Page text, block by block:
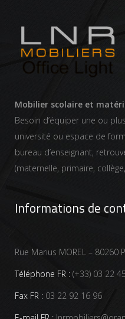
Mobilier scolaire et
Besoin d’équiper une ou
université ou espace de
bureau d’enseignant,
(maternelle, primaire,
Informations de
Rue Marius MOREL – 80260
Téléphone FR : (+33) 03 22
Fax FR : 03 22 92 16 96